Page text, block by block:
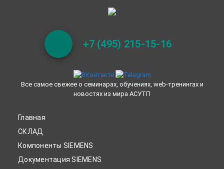
+7 (495) 215-15-16
Все самое свежее о семинарах, обучениях, web-тренингах и
новостях из мира АСУТП
Главная
СКЛАД
Компоненты SIEMENS
Документация SIEMENS